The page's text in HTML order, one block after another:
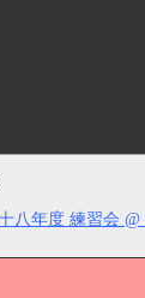
八年度 練習会 @